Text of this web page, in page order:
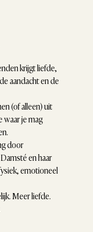
krijgt liefde,
aandacht en de
(of alleen) uit
waar je mag
door
en haar
emotioneel
Meer liefde.